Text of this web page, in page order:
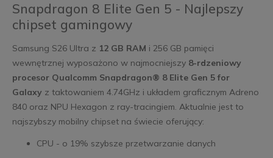
Snapdragon 8 Elite Gen 5 - Najlepszy
chipset gamingowy
Samsung S26 Ultra z 12 GB RAM i 256 GB pamięci
wewnętrznej wyposażono w najmocniejszy 8-rdzeniowy
procesor Qualcomm Snapdragon® 8 Elite Gen 5 for
Galaxyz taktowaniem 4.74GHz i układem graficznym Adreno
840 oraz NPU Hexagon z ray-tracingiem. Aktualnie jest to
najszybszy mobilny chipset na świecie oferujący:
CPU - o 19% szybsze przetwarzanie danych